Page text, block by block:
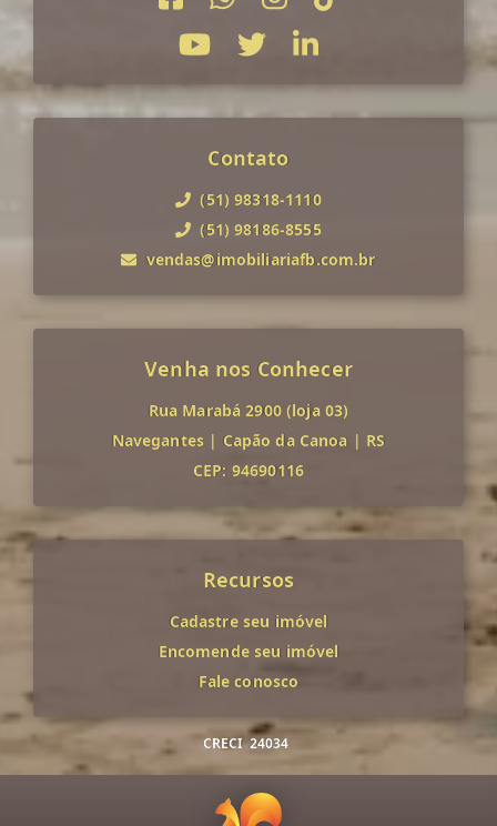
Contato
(51) 98318-1110
(51) 98186-8555
vendas@imobiliariafb.com.br
Venha nos Conhecer
Rua Marabá 2900 (loja 03)
Navegantes | Capão da Canoa | RS
CEP: 94690116
Recursos
Cadastre seu imóvel
Encomende seu imóvel
Fale conosco
CRECI 24034